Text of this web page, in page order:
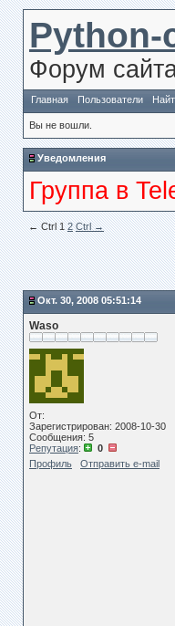
Python-
Форум
Главная Пользователи
Вы не вошли.
Уведомления
Группа в
← Сtrl 1 2 Ctrl →
Окт. 30, 2008 05:51:14
Waso
От:
Зарегистрирован: 2008-10-30
Сообщения: 5
Репутация:
0
Профиль
Отправить e-mail